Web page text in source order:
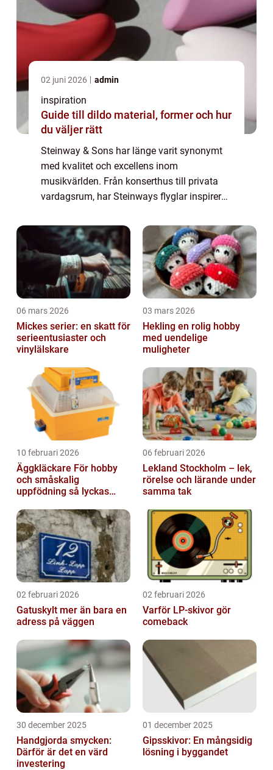
02 juni 2026 admin
inspiration
Guide till dildo material, former och hur
du väljer rätt
Steinway & Sons har länge varit synonymt
med kvalitet och excellens inom
musikvärlden. Från konserthus till privata
vardagsrum, har Steinways flyglar inspirerat
omisskännliga klang och eleganta de...
06 mars 2026
Mickes serier: en skatt för
serieentusiaster och
vinylälskare
03 mars 2026
Hekling en rolig hobby
med uendelige
muligheter
10 februari 2026
Äggkläckare För hobby
och småskalig
uppfödning så lyckas
06 februari 2026
Lekland Stockholm – lek,
rörelse och lärande under
samma tak
02 februari 2026
Gatuskylt mer än bara en
adress på väggen
02 februari 2026
Varför LP-skivor gör
comeback
30 december 2025
Handgjorda smycken:
Därför är det en värd
investering
01 december 2025
Gipsskivor: En mångsidig
lösning i byggandet